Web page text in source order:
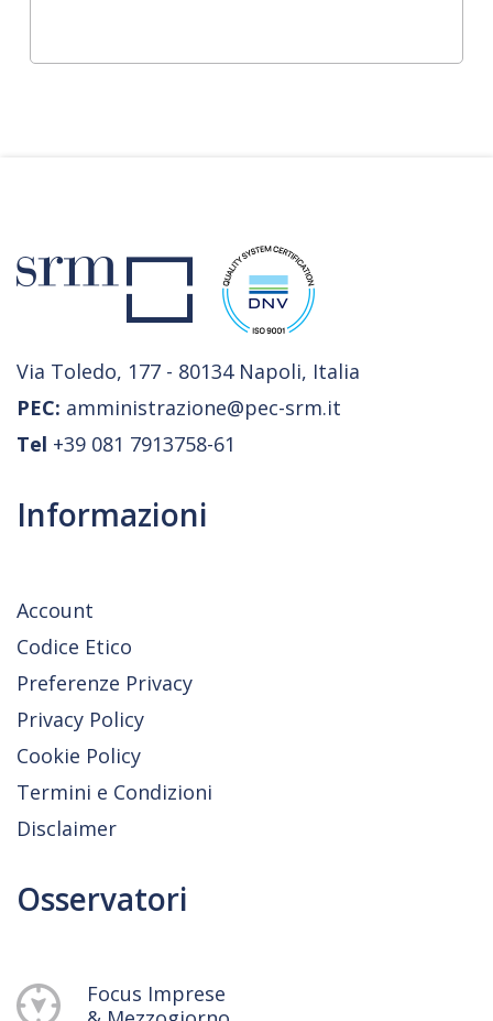
Via Toledo, 177 - 80134 Napoli, Italia
PEC: amministrazione@pec-srm.it
Tel +39 081 7913758-61
Informazioni
Account
Codice Etico
Preferenze Privacy
Privacy Policy
Cookie Policy
Termini e Condizioni
Disclaimer
Osservatori
Focus Imprese